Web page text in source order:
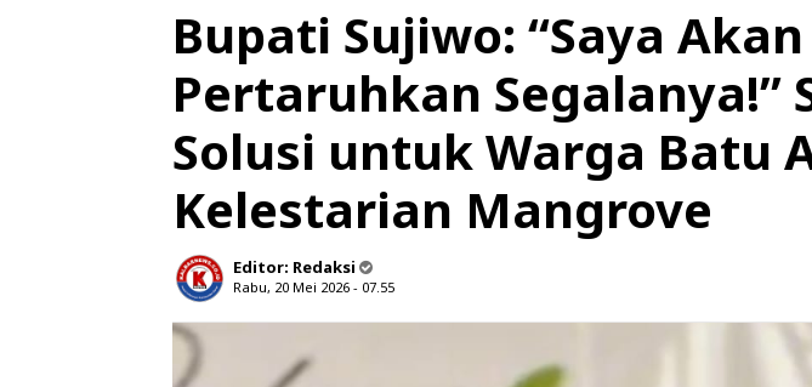
Bupati Sujiwo: “Saya Akan
Pertaruhkan Segalanya!”
Solusi untuk Warga Batu
Kelestarian Mangrove
Editor: Redaksi
Rabu, 20 Mei 2026 - 07.55